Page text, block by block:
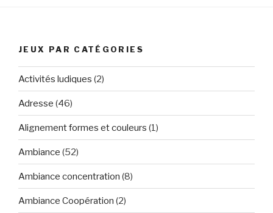
JEUX PAR CATÉGORIES
Activités ludiques (2)
Adresse (46)
Alignement formes et couleurs (1)
Ambiance (52)
Ambiance concentration (8)
Ambiance Coopération (2)